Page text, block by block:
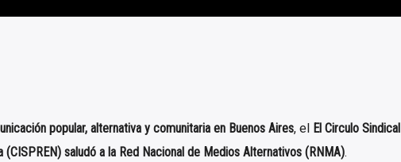
popular, alternativa y comunitaria en Buenos Aires, el El Circulo Sindical
saludó a la Red Nacional de Medios Alternativos (RNMA).